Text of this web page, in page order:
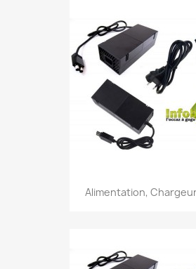
Alimentation,